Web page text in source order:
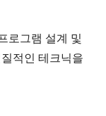
로그램 설계 및
적인 테크닉을